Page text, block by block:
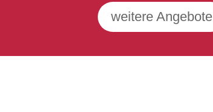
weitere Angebote